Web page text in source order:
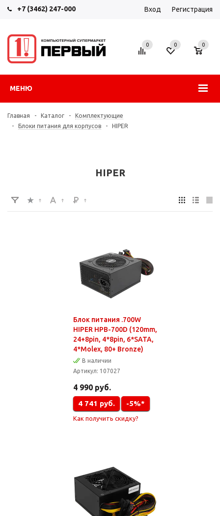
+7 (3462) 247-000 Вход Регистрация
МЕНЮ
0 0 0
Главная - Каталог -
Комплектующие
-
Блоки питания для корпусов - HIPER
HIPER
Блок питания .700W
HIPER HPB-700D (120mm,
24+8pin, 4*8pin, 6*SATA,
4*Molex, 80+ Bronze)
В наличии
Артикул: 107027
4 990 руб.
4 741 руб. -5%*
Как получить скидку?